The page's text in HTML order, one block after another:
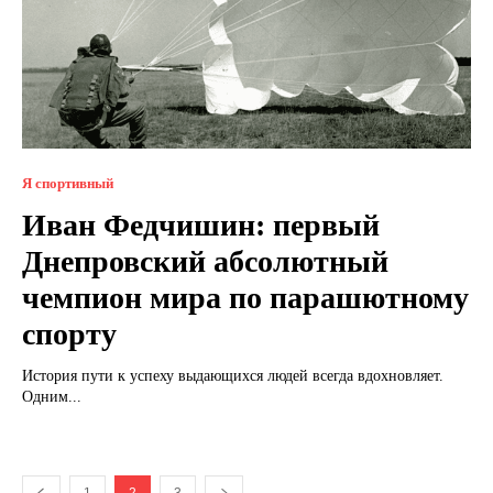
Я спортивный
Иван Федчишин: первый
Днепровский абсолютный
чемпион мира по парашютному
спорту
История пути к успеху выдающихся людей всегда вдохновляет.
Одним...